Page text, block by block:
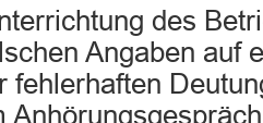
des
Angaben auf
fehlerhaften